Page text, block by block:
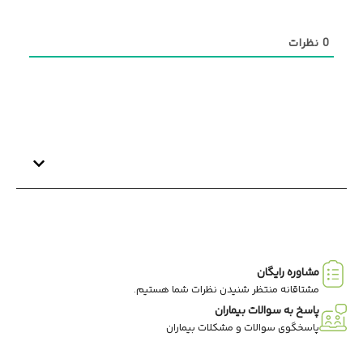
0 نظرات
مشاوره رایگان
مشتاقانه منتظر شنیدن نظرات شما هستیم.
پاسخ به سوالات بیماران
پاسخگوی سوالات و مشکلات بیماران